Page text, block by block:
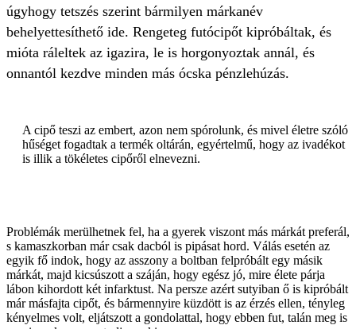
úgyhogy tetszés szerint bármilyen márkanév
behelyettesíthető ide. Rengeteg futócipőt kipróbáltak, és
mióta ráleltek az igazira, le is horgonyoztak annál, és
onnantól kezdve minden más ócska pénzlehúzás.
A cipő teszi az embert, azon nem spórolunk, és mivel életre szóló
hűséget fogadtak a termék oltárán, egyértelmű, hogy az ivadékot
is illik a tökéletes cipőről elnevezni.
Problémák merülhetnek fel, ha a gyerek viszont más márkát preferál,
s kamaszkorban már csak dacból is pipásat hord. Válás esetén az
egyik fő indok, hogy az asszony a boltban felpróbált egy másik
márkát, majd kicsúszott a száján, hogy egész jó, mire élete párja
lábon kihordott két infarktust. Na persze azért sutyiban ő is kipróbált
már másfajta cipőt, és bármennyire küzdött is az érzés ellen, tényleg
kényelmes volt, eljátszott a gondolattal, hogy ebben fut, talán meg is